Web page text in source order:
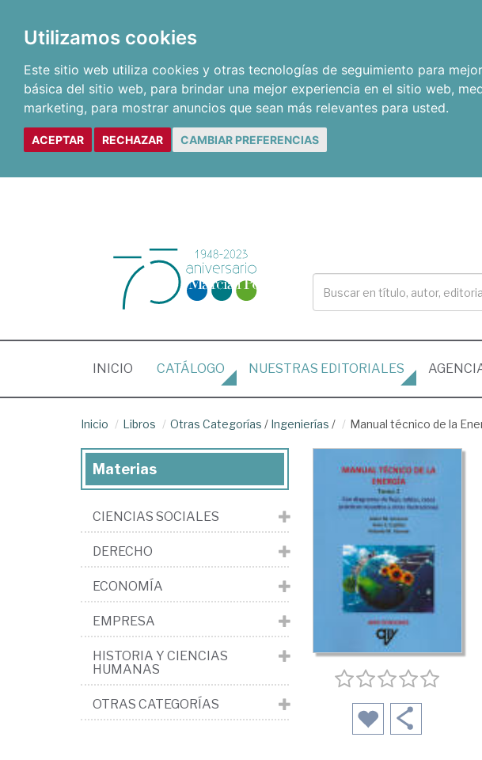
Utilizamos cookies
Este sitio web utiliza cookies y otras tecnologías de seguimiento para
básica del sitio web, para brindar una mejor experiencia en el sitio web,
marketing, para mostrar anuncios que sean más relevantes para usted.
ACEPTAR RECHAZAR CAMBIAR PREFERENCIAS
INICIO (CURRENT)
CATÁLOGO NUESTRAS EDITORIALES
Inicio Libros Otras Categorías / Ingenierías / Manual técnico de la
Materias
CIENCIAS SOCIALES
DERECHO
ECONOMÍA
EMPRESA
HISTORIA Y CIENCIAS
HUMANAS
OTRAS CATEGORÍAS